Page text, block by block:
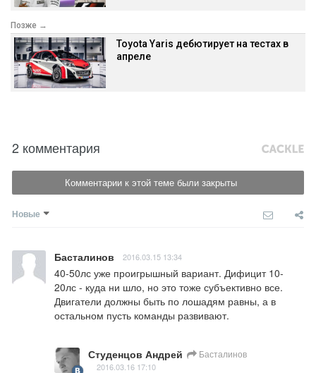
Позже →
Toyota Yaris дебютирует на тестах в
апреле
2 комментария
Комментарии к этой теме были закрыты
Новые
Басталинов 2016.03.15 13:34
40-50лс уже проигрышный вариант. Дифицит 10-
20лс - куда ни шло, но это тоже субъективно все.
Двигатели должны быть по лошадям равны, а в
остальном пусть команды развивают.
Студенцов Андрей Басталинов
2016.03.16 17:10